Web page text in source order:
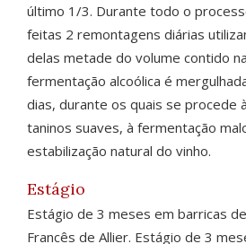
último 1/3. Durante todo o
feitas 2 remontagens diárias
delas metade do volume contido
fermentação alcoólica é
dias, durante os quais se procede
taninos suaves, à fermentação
estabilização natural do vinho.
Estágio
Estágio de 3 meses em barricas
Francês de Allier. Estágio de 3